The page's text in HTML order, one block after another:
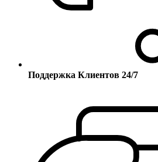
Поддержка Клиентов 24/7